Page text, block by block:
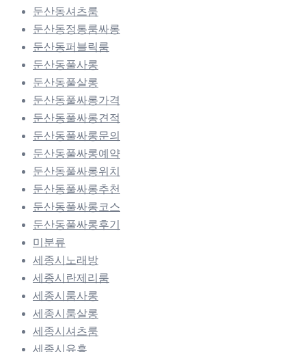
둔산동셔츠룸
둔산동정통룸싸롱
둔산동퍼블릭룸
둔산동풀사롱
둔산동풀살롱
둔산동풀싸롱가격
둔산동풀싸롱견적
둔산동풀싸롱문의
둔산동풀싸롱예약
둔산동풀싸롱위치
둔산동풀싸롱추천
둔산동풀싸롱코스
둔산동풀싸롱후기
미분류
세종시노래방
세종시란제리룸
세종시룸사롱
세종시룸살롱
세종시셔츠룸
세종시유흥